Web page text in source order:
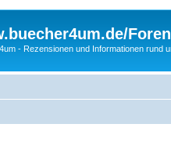
Foren
- Rezensionen und Informationen rund